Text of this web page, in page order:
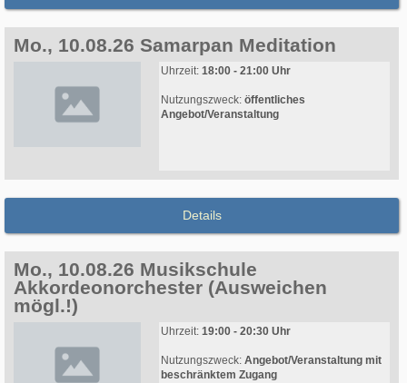
Mo., 10.08.26 Samarpan Meditation
Uhrzeit: 18:00 - 21:00 Uhr
Nutzungszweck: öffentliches
Angebot/Veranstaltung
Details
Mo., 10.08.26 Musikschule
Akkordeonorchester (Ausweichen
mögl.!)
Uhrzeit: 19:00 - 20:30 Uhr
Nutzungszweck: Angebot/Veranstaltung mit
beschränktem Zugang